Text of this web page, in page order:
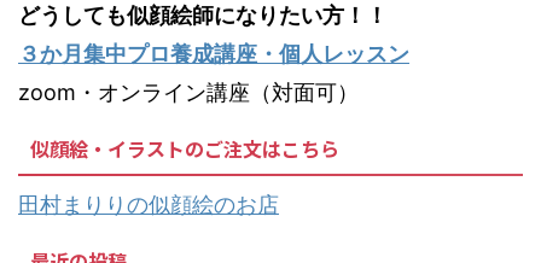
どうしても似顔絵師になりたい方！！
３か月集中プロ養成講座・個人レッスン
zoom・オンライン講座（対面可）
似顔絵・イラストのご注文はこちら
田村まりりの似顔絵のお店